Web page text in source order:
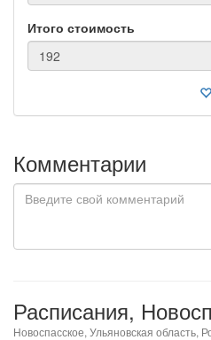
Итого стоимость
Комментарии
Расписания,
Новоспасское, Ульяновская область,